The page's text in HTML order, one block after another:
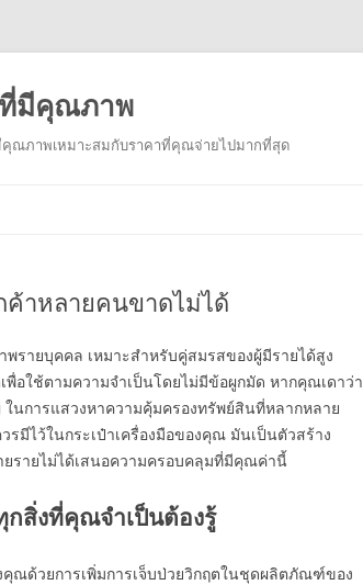
ที่มีคุณภาพ
คุณภาพเหมาะสมกับราคาที่คุณจ่ายไปมากที่สุด
ค้าหลายคนขาดไม่ได้
รายบุคคล เหมาะสำหรับคู่สมรสของผู้มีรายได้สูง
อใช้ตามความจำเป็นโดยไม่มีข้อผูกมัด หากคุณเดาว่า
นการแสวงหาความคุ้มครองทรัพย์สินที่หลากหลาย
รมีไว้ในกระเป๋าเครื่องมือของคุณ มันเป็นตัวสร้าง
รายไม่ได้เสนอความครอบคลุมที่มีคุณค่านี้
สิ่งที่คุณจำเป็นต้องรู้
ณด้วยการเพิ่มการเจ็บป่วยวิกฤตในชุดผลิตภัณฑ์ของ